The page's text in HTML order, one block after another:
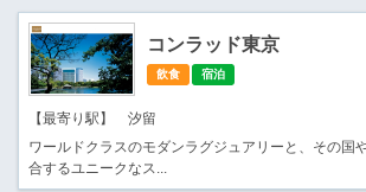
コンラッド東京
飲食 宿泊
【最寄り駅】 汐留
ワールドクラスのモダンラグジュアリーと、その国
合するユニークなス...